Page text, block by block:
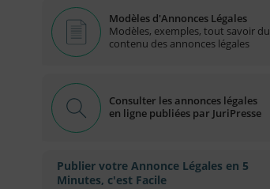
Modèles d'Annonces Légales
Modèles, exemples, tout savoir du
contenu des annonces légales
Consulter les annonces légales
en ligne publiées par JuriPresse
Publier votre Annonce Légales en 5
Minutes, c'est Facile